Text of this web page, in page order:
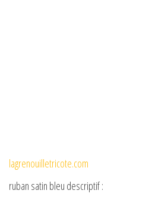
lagrenouilletricote.com
ruban satin bleu descriptif :